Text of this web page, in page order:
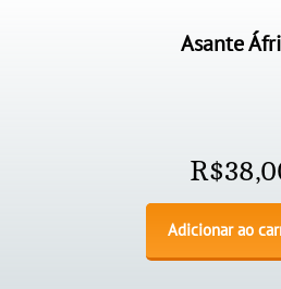
Asante
R$
Adicionar ao